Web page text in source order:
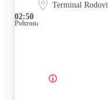
02:50
Terminal
Poltrona